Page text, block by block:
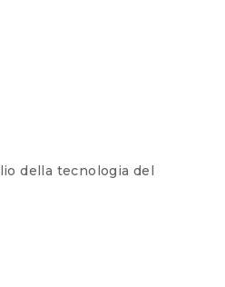
della tecnologia del